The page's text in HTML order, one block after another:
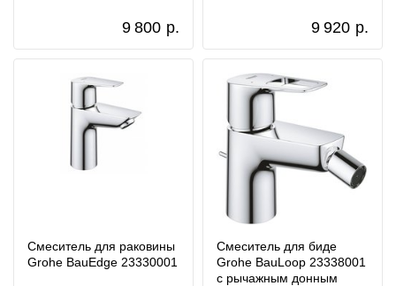
9 800 р. 9 920 р.
Смеситель для раковины
Grohe BauEdge 23330001
Смеситель для биде
Grohe BauLoop 23338001
с рычажным донным